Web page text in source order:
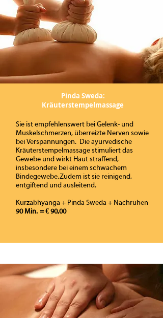
Pinda Sweda:
Kräuterstempelmassage
Sie ist empfehlenswert bei Gelenk- und
Muskelschmerzen, überreizte Nerven sowie
bei Verspannungen. Die ayurvedische
Kräuterstempelmassage stimuliert das
Gewebe und wirkt Haut straffend,
insbesondere bei einem schwachem
Bindegewebe. Zudem ist sie reinigend,
entgiftend und ausleitend.
Kurzabhyanga + Pinda Sweda + Nachruhen
90 Min. = € 90,00